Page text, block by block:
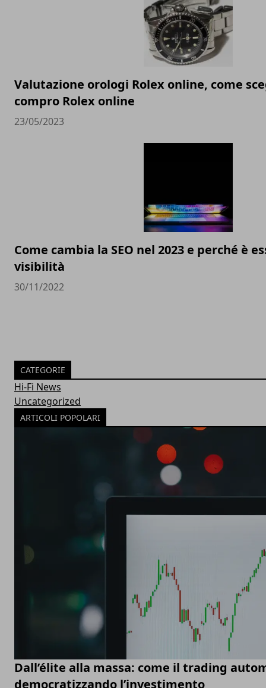
Valutazione orologi Rolex online, come
compro Rolex online
23/05/2023
Come cambia la SEO nel 2023 e perché è
visibilità
30/11/2022
CATEGORIE
Hi-Fi News
Uncategorized
ARTICOLI POPOLARI
Dall’élite alla massa: come il trading
democratizzando l’investimento